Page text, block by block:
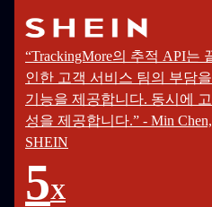
“TrackingMore의 추적 API는
인한 고객 서비스 팀의 부담
기능을 제공합니다. 동시에
성을 제공합니다.” - Min
SHEIN
5X